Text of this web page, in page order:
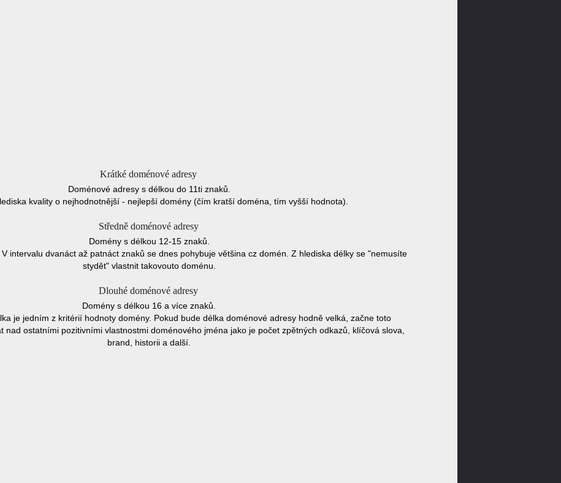
Krátké doménové adresy
Doménové adresy s délkou do 11ti znaků.
kvality o nejhodnotnější - nejlepší domény (čím kratší doména, tím vyšší hodnota).
Středně doménové adresy
Domény s délkou 12-15 znaků.
intervalu dvanáct až patnáct znaků se dnes pohybuje většina cz domén. Z hlediska délky se "nemusíte
stydět" vlastnit takovouto doménu.
Dlouhé doménové adresy
Domény s délkou 16 a více znaků.
je jedním z kritérií hodnoty domény. Pokud bude délka doménové adresy hodně velká, začne toto
nad ostatními pozitivními vlastnostmi doménového jména jako je počet zpětných odkazů, klíčová slova,
brand, historii a další.